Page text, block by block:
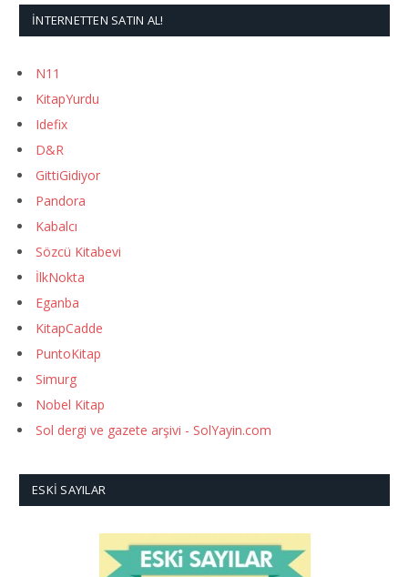
İNTERNETTEN SATIN AL!
N11
KitapYurdu
Idefix
D&R
GittiGidiyor
Pandora
Kabalcı
Sözcü Kitabevi
İlkNokta
Eganba
KitapCadde
PuntoKitap
Simurg
Nobel Kitap
Sol dergi ve gazete arşivi - SolYayin.com
ESKI SAYILAR